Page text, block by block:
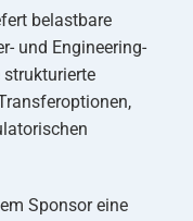
belastbare
und Engineering-
strukturierte
Sponsor eine